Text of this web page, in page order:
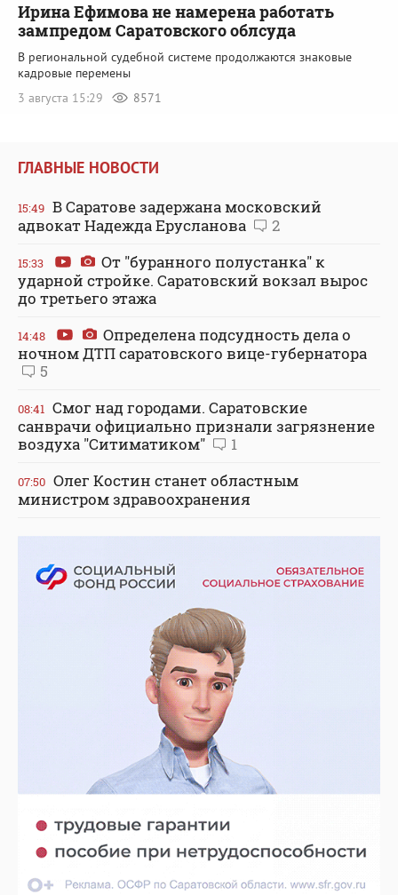
Ирина Ефимова не намерена работать
зампредом Саратовского облсуда
В региональной судебной системе продолжаются знаковые
кадровые перемены
3 августа 15:29
8571
ГЛАВНЫЕ НОВОСТИ
15:49 В Саратове задержана московский
адвокат Надежда Ерусланова
2
15:33
От "буранного полустанка" к
ударной стройке. Саратовский вокзал вырос
до третьего этажа
14:48
Определена подсудность дела о
ночном ДТП саратовского вице-губернатора
5
08:41 Смог над городами. Саратовские
санврачи официально признали загрязнение
воздуха "Ситиматиком"
1
07:50 Олег Костин станет областным
министром здравоохранения